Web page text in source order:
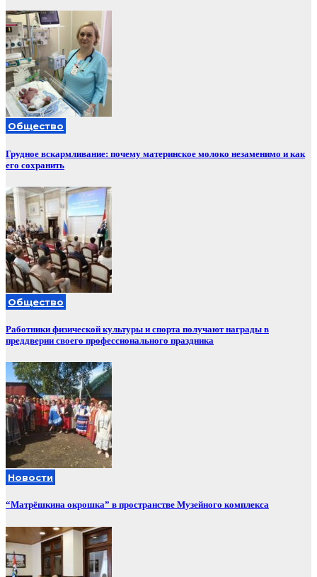
Общество
Грудное вскармливание: почему материнское молоко незаменимо и как
его сохранить
Общество
Работники физической культуры и спорта получают награды в
преддверии своего профессионального праздника
Новости
“Матрёшкина окрошка” в пространстве Музейного комплекса